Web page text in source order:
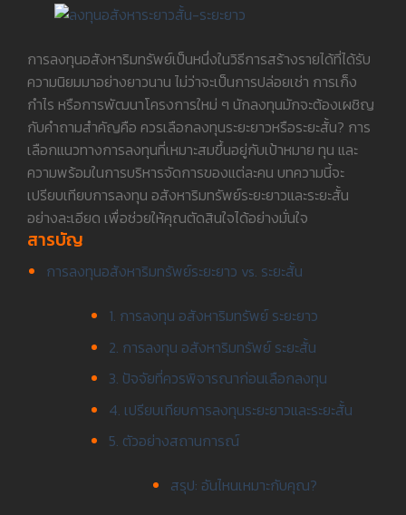
การลงทุนอสังหาริมทรัพย์เป็นหนึ่งในวิธีการสร้างรายได้ที่ได้รับ
ความนิยมมาอย่างยาวนาน ไม่ว่าจะเป็นการปล่อยเช่า การเก็ง
กำไร หรือการพัฒนาโครงการใหม่ ๆ นักลงทุนมักจะต้องเผชิญ
กับคำถามสำคัญคือ ควรเลือกลงทุนระยะยาวหรือระยะสั้น? การ
เลือกแนวทางการลงทุนที่เหมาะสมขึ้นอยู่กับเป้าหมาย ทุน และ
ความพร้อมในการบริหารจัดการของแต่ละคน บทความนี้จะ
เปรียบเทียบการลงทุน อสังหาริมทรัพย์ระยะยาวและระยะสั้น
อย่างละเอียด เพื่อช่วยให้คุณตัดสินใจได้อย่างมั่นใจ
สารบัญ
การลงทุนอสังหาริมทรัพย์ระยะยาว vs. ระยะสั้น
1. การลงทุน อสังหาริมทรัพย์ ระยะยาว
2. การลงทุน อสังหาริมทรัพย์ ระยะสั้น
3. ปัจจัยที่ควรพิจารณาก่อนเลือกลงทุน
4. เปรียบเทียบการลงทุนระยะยาวและระยะสั้น
5. ตัวอย่างสถานการณ์
สรุป: อันไหนเหมาะกับคุณ?